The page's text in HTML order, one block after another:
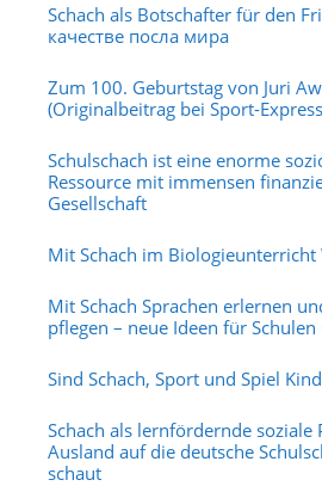
Schach als Botschafter für den
качестве посла мира
Zum 100. Geburtstag von Juri
(Originalbeitrag bei Sport-
Schulschach ist eine enorme
Ressource mit immensen
Gesellschaft
Mit Schach im
Mit Schach Sprachen erlernen
pflegen – neue Ideen für
Sind Schach, Sport und Spiel
Schach als lernfördernde soziale
Ausland auf die deutsche
schaut